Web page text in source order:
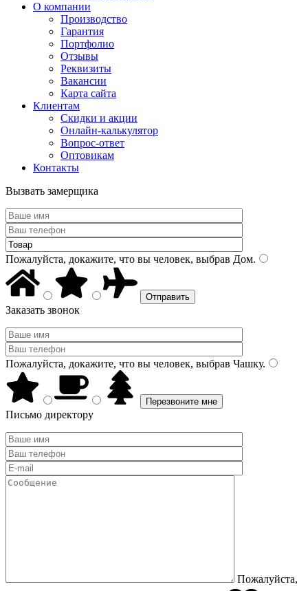
О компании
Производство
Гарантия
Портфолио
Отзывы
Реквизиты
Вакансии
Карта сайта
Клиентам
Скидки и акции
Онлайн-калькулятор
Вопрос-ответ
Оптовикам
Контакты
Вызвать замерщика
Пожалуйста, докажите, что вы человек, выбрав Дом.
Заказать звонок
Пожалуйста, докажите, что вы человек, выбрав Чашку.
Письмо директору
Пожалуйста,